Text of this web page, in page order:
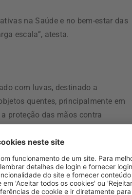
na Saúde e no bem-estar das
escala”, atesta.
com luvas, destinado a
quentes, principalmente em
proteção das mãos contra
de forno, tachos ou panelas.
“fases de investigação,
da alimentação”. Surge como
se entidades do sistema